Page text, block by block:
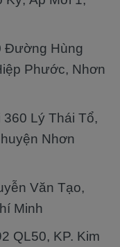
Đường Hùng
Phước, Nhơn
360 Lý Thái Tổ,
Nhơn
Văn Tạo,
Minh
QL50, KP. Kim